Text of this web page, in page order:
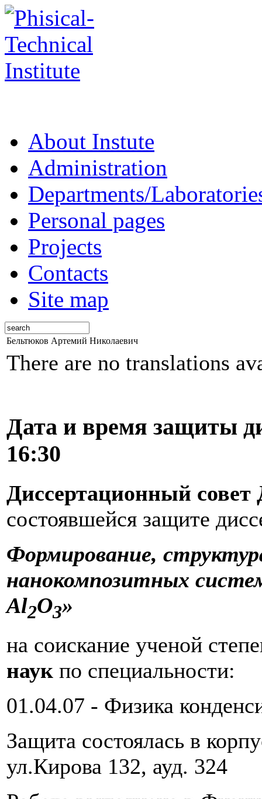
About Instute
Administration
Departments/
Personal pages
Projects
Contacts
Site map
Бельтюков Артемий Николаевич
There are no translations
Дата и время защиты
16:30
Диссертационный совет
состоявшейся защите
Формирование,
нанокомпозитных
Al2O3»
на соискание ученой
наук по специальности:
01.04.07 - Физика
Защита состоялась в
ул.Кирова 132, ауд. 324